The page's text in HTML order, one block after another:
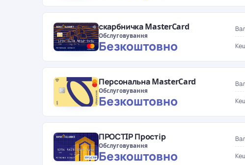
скарбничка MasterCard
Обслуговування
Безкоштовно
Персональна MasterCard
Обслуговування
Безкоштовно
ПРОСТIР Простір
Обслуговування
Безкоштовно